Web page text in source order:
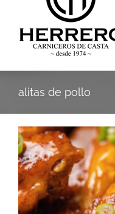
alitas de pollo